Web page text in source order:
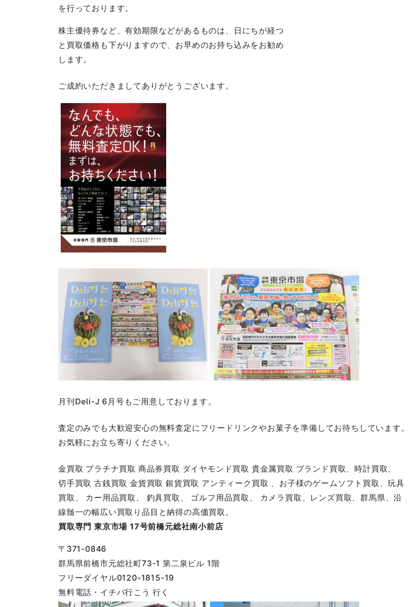
を行っております。
株主優待券など、有効期限などがあるものは、日にちが経つ
と買取価格も下がりますので、お早めのお持ち込みをお勧め
します。
ご成約いただきましてありがとうございます。
月刊Deli-J 6月号もご用意しております。
査定のみでも大歓迎安心の無料査定にフリードリンクやお菓子を準備してお待ちしています。
お気軽にお立ち寄りください。
金買取 プラチナ買取 商品券買取 ダイヤモンド買取 貴金属買取 ブランド買取、時計買取、
切手買取 古銭買取 金貨買取 銀貨買取 アンティーク買取 、お子様のゲームソフト買取、玩具
買取、 カー用品買取、 釣具買取、 ゴルフ用品買取、 カメラ買取、レンズ買取、群馬県、沿
線髄一の幅広い買取り品目と納得の高価買取。
買取専門 東京市場 17号前橋元総社南小前店
〒371-0846
群馬県前橋市元総社町73-1 第二泉ビル 1階
フリーダイヤル0120-1815-19
無料電話・イチバ行こう 行く